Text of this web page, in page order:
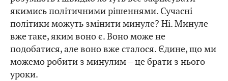
якимись політичними рішеннями. Сучасні
політики можуть змінити минуле? Ні. Минуле
вже таке, яким воно є. Воно може не
подобатися, але воно вже сталося. Єдине, що ми
можемо робити з минулим – це брати з нього
уроки.